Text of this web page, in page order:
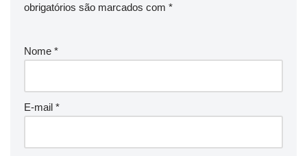
obrigatórios são marcados com *
Nome *
E-mail *